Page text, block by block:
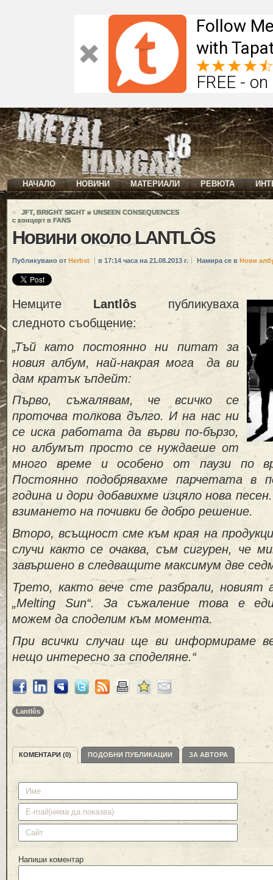
Follow
with
FREE -
НАЧАЛО НОВИНИ МАТЕРИАЛИ РЕВЮТА
«
JFT, BRIGHT SIGHT и UNSEEN CONSEQUENCES
с концерт в FANS
Новини около LANTLÔS
Публикувано от Herbst в 17:14 часа на 21.08.2013 г. Намира се в Нови
Немците Lantlôs публикуваха
следното съобщение:
„Тъй като постоянно ни питат за
новия албум, най-накраямога да ви
дам кратък ъпдейт:
Първо, съжалявам, че всичко се
проточва толкова дълго. И на нас ни
се иска работата да върви по-бързо,
но албумът просто се нуждаеше от
много време и особено от паузи по
Постоянно подобрявахме парчетата в
година и дори добавихме изцяло нова
взимането на почивки бе добро решение.
Второ, всъщност сме към края на
случи както се очаква, съм сигурен, че
завършено в следващите максимум две
Трето, както вече сте разбрали, новият
„Melting Sun“. За съжаление това е
можем да споделим към момента.
При всички случаи ще ви информираме
нещо интересно за споделяне.“
Lantlôs
КОМЕНТАРИ (0) ПОДОБНИ ПУБЛИКАЦИИ ЗА АВТОРА
Напиши коментар